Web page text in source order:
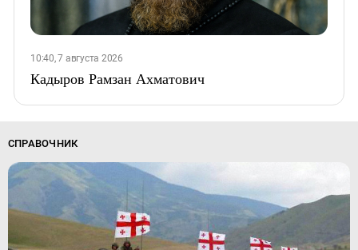
10:40, 7 августа 2026
Кадыров Рамзан Ахматович
СПРАВОЧНИК